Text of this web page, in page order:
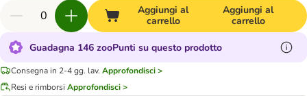
Aggiungi al
carrello
Aggiungi al
carrello
Guadagna 146 zooPunti su questo prodotto
Consegna in 2-4 gg. lav. Approfondisci >
Resi e rimborsi Approfondisci >